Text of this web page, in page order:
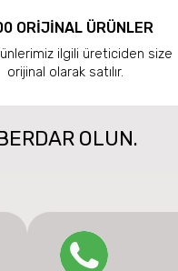
ORİJİNAL ÜRÜNLER
ilgili üreticiden size
orijinal olarak satılır.
OLUN.